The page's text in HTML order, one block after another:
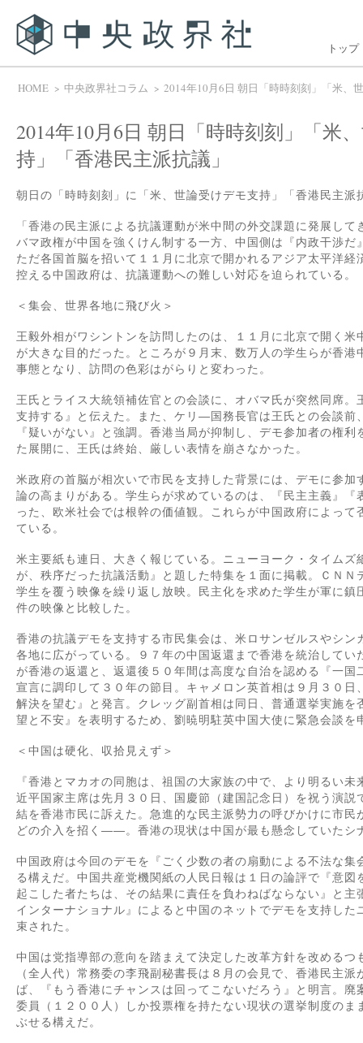
トップ
HOME 中央政界社コラム 2014年10月6日 朝日「時時刻刻」「米、
2014年10月6日 朝日「時時刻刻」「米
持」「香港民主派抗議」
朝日の「時時刻刻」に「米、世論受けデモ支持」「香港民主派
「香港の民主派による抗議運動が米中間の外交課題に発展し
バマ政権が中国を強くけん制する一方、中国側は『内政干渉
ただ各国首脳を招いて１１月に北京で開かれるアジア太平洋
控える中国政府は、抗議運動への難しい対応を迫られている。
＜集会、世界各地に飛び火＞
王毅外相がワシントンを訪問したのは、１１月に北京で開く
が大きな目的だった。ところが９月末、数万人の学生らが香
事態となり、訪問の色彩はがらりと変わった。
王氏とライス大統領補佐官との会談に、オバマ氏が突然同席
支持する』と伝えた。また、ケリ―国務長官は王氏との会談前
『疑いがない』と強調。香港当局が抑制し、デモ参加者の権
た展開に、王氏は終始、厳しい表情を崩さなかった。
米政府の首脳が相次いで市民を支持した背景には、デモに参
論の高まりがある。学生らが求めているのは、『民主主義』
った、欧米社会では根幹の価値観。これらが中国政府によっ
ている。
米主要紙も連日、大きく報じている。ニューヨーク・タイムズ
が、秩序だった抗議活動』と題した特集を１面に掲載。ＣＮ
学生を覆う映像を繰り返し放映。民主化を求めた学生が軍に
件の映像と比較した。
香港の抗議デモを支持する市民集会は、米ロサンゼルスやシ
各地に広がっている。９７年の中国返還まで香港を統治して
が香港の返還と、返還後５０年間は高度な自治を認める『一
宣言に調印して３０年の節目。キャメロン英首相は９月３０
解決を望む』と発言。クレッグ副首相は同日、普通選挙実施
望と不安』を表明するため、劉暁明駐英中国大使に緊急会談を
＜中国は硬化、収拾見えず＞
『香港とマカオの同胞は、祖国の大家族の中で、より明るい
近平国家主席は先月３０日、国慶節（建国記念日）を祝う演
結を香港市民に訴えた。急進的な民主派勢力の呼びかけに市
どの介入を招く――。香港の現状は中国が最も懸念していたシ
中国政府は今回のデモを『ごく少数の者の扇動による不法な
る構えだ。中国共産党機関紙の人民日報は１日の論評で『意
起こした者たちは、その結果に責任を負わねばならない』と
インターナショナル』によると中国のネットでデモを支持し
束された。
中国は党指導部の意向を踏まえて決定した改革方針を改める
（全人代）常務委の李飛副秘書長は８月の会見で、香港民主
ば、『もう香港にチャンスは回ってこないだろう』と明言。
委員（１２００人）しか投票権を持たない現状の選挙制度の
ぶせる構えだ。